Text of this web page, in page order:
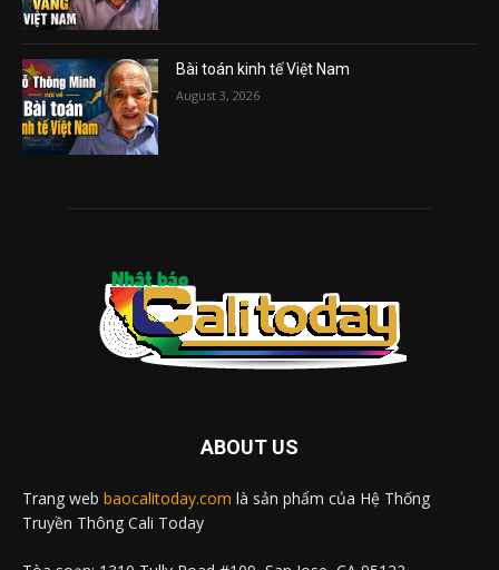
Bài toán kinh tế Việt Nam
August 3, 2026
ABOUT US
Trang web baocalitoday.com là sản phẩm của Hệ Thống
Truyền Thông Cali Today